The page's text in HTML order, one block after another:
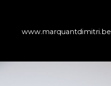
www.marquantdimitri.be